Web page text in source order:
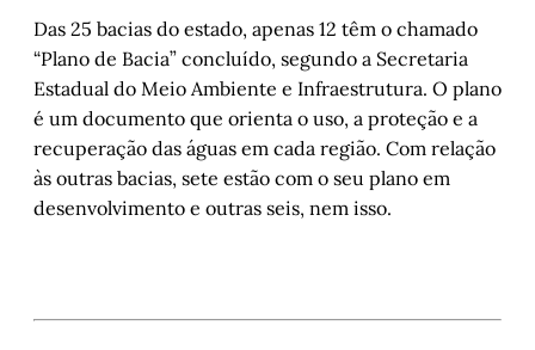
Das 25 bacias do estado, apenas 12 têm o chamado
“Plano de Bacia” concluído, segundo a Secretaria
Estadual do Meio Ambiente e Infraestrutura. O plano
é um documento que orienta o uso, a proteção e a
recuperação das águas em cada região. Com relação
às outras bacias, sete estão com o seu plano em
desenvolvimento e outras seis, nem isso.